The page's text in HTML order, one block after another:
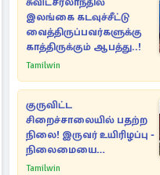
இலங்கை கடவுச்சீட்டு
வைத்திருப்பவர்களுக்கு
காத்திருக்கும் ஆபத்து..!
Tamilwin
குருவிட்ட
சிறைச்சாலையில் பதற்ற
நிலை! இருவர் உயிரிழப்பு -
நிலைமையை
கட்டுப்படுத்த பொலிஸார்
Tamilwin